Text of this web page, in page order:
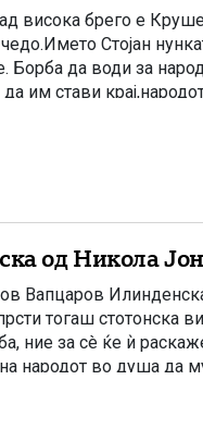
висока брего е
Стојан
Борба да води за
им стави
оди,со дедовците
од Никола
Вапцаров
тогаш стотонска
ние за сè ќе ѝ
народот во душа да